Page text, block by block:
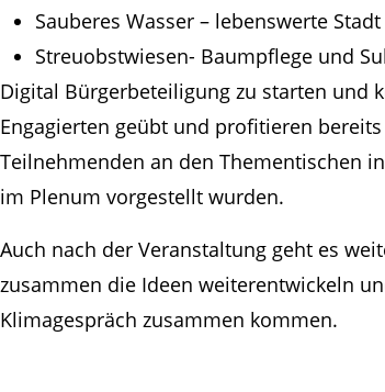
Sauberes Wasser – lebenswerte Stadt
Streuobstwiesen- Baumpflege und
Digital Bürgerbeteiligung zu starten und
Engagierten geübt und profitieren
Teilnehmenden an den Thementischen
im Plenum vorgestellt wurden.
Auch nach der Veranstaltung geht es
zusammen die Ideen weiterentwickeln
Klimagespräch zusammen kommen.